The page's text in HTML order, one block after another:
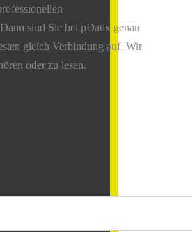
sind Sie bei pDatix genau
gleich Verbindung auf. Wir
oder zu lesen.